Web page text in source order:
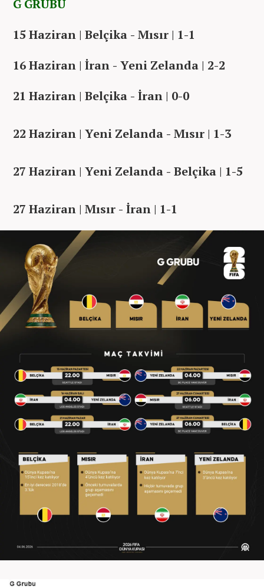
G GRUBU
15 Haziran | Belçika - Mısır | 1-1
16 Haziran | İran - Yeni Zelanda | 2-2
21 Haziran | Belçika - İran | 0-0
22 Haziran | Yeni Zelanda - Mısır | 1-3
27 Haziran | Yeni Zelanda - Belçika | 1-5
27 Haziran | Mısır - İran | 1-1